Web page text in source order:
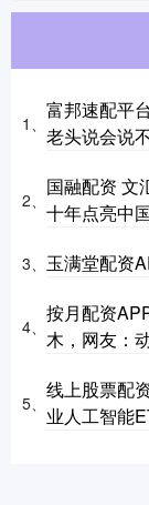
1、
富邦速配平
老头说会说
2、
国融配资
十年点亮中
3、 玉满堂配资
4、
按月配资
木，网友：
5、
线上股票配
业人工智能